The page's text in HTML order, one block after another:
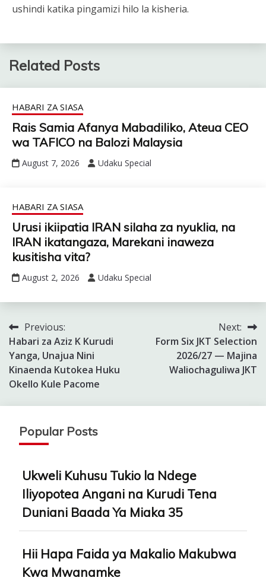
ushindi katika pingamizi hilo la kisheria.
Related Posts
HABARI ZA SIASA
Rais Samia Afanya Mabadiliko, Ateua CEO
wa TAFICO na Balozi Malaysia
August 7, 2026 Udaku Special
HABARI ZA SIASA
Urusi ikiipatia IRAN silaha za nyuklia, na
IRAN ikatangaza, Marekani inaweza
kusitisha vita?
August 2, 2026 Udaku Special
Post
navigation
Previous:
Habari za Aziz K Kurudi
Yanga, Unajua Nini
Kinaenda Kutokea Huku
Okello Kule Pacome
Next:
Form Six JKT Selection
2026/27 — Majina
Waliochaguliwa JKT
Popular Posts
Ukweli Kuhusu Tukio la Ndege
Iliyopotea Angani na Kurudi Tena
Duniani Baada Ya Miaka 35
Hii Hapa Faida ya Makalio Makubwa
Kwa Mwanamke